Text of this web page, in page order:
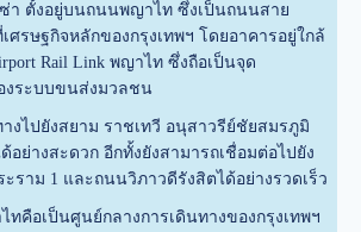
า ตั้งอยู่บนถนนพญาไท ซึ่งเป็นถนนสาย
รษฐกิจหลักของกรุงเทพฯ โดยอาคารอยู่ใกล้
Rail Link พญาไท ซึ่งถือเป็นจุด
งระบบขนส่งมวลชน
งไปยังสยาม ราชเทวี อนุสาวรีย์ชัยสมรภูมิ
อย่างสะดวก อีกทั้งยังสามารถเชื่อมต่อไปยัง
ราม 1 และถนนวิภาวดีรังสิตได้อย่างรวดเร็ว
คือเป็นศูนย์กลางการเดินทางของกรุงเทพฯ